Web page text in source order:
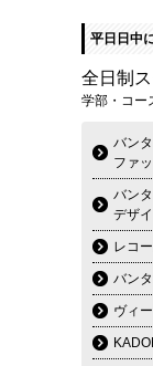
平日日中
全日制
学部・コー
バン
ファ
バン
デザ
レコ
バン
ヴィ